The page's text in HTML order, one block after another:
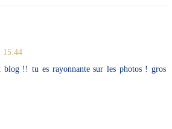
15:44
blog !! tu es rayonnante sur les photos ! gros